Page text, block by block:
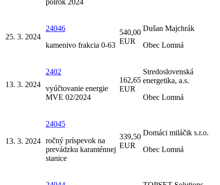
25. 3. 2024
24046
kamenivo frakcia 0-63
540,00
EUR
Dušan Majchrák
Obec Lomná
13. 3. 2024
2402
vyúčtovanie energie
MVE 02/2024
162,65
EUR
Stredoslovenská
energetika, a.s.
Obec Lomná
13. 3. 2024
24045
ročný príspevok na
prevádzku karanténnej
stanice
339,50
EUR
Domáci miláčik s.r.o.
Obec Lomná